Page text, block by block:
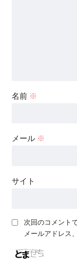
名前 ※
メール ※
サイト
次回のコメント
メールアドレス